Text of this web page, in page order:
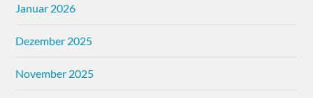
Januar 2026
Dezember 2025
November 2025